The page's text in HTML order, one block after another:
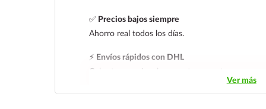
✅ Precios bajos siempre
Ahorro real todos los días.
⚡ Envíos rápidos con DHL
Cobertura nacional con rastreo y entrega segura.
Ver más